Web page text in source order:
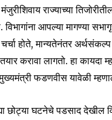
enter your email
button below. Don't
won't spam your inbox.
राज्याच्या
आपल्या मागण्या
होते, मान्यतेनंतर
करावा लागतो. हा कायदा
फडणवीस यावेळी
छोट्या घटनेचे पडसाद देखील